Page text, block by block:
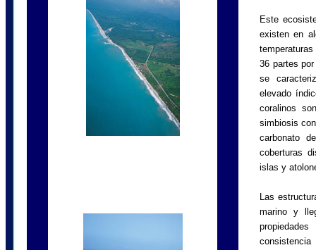
Este
existen en
36 partes
se
elevado
coralinos
simbiosis
carbonato
coberturas
islas y
Las
marino y